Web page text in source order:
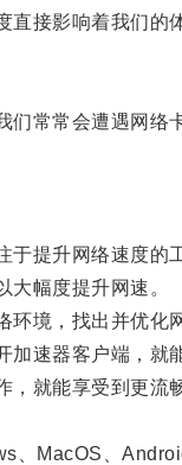
接影响着我们的体
常常会遭遇网络卡
升网络速度的
幅度提升网速。
，找出并优化
速器客户端，就
就能享受到更流畅
MacOS、